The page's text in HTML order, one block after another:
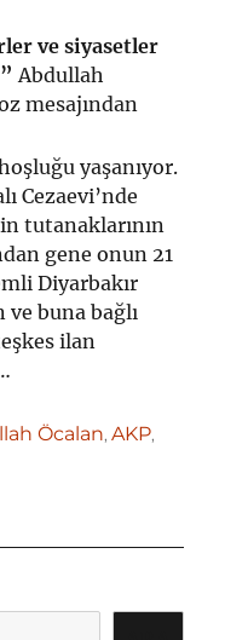
ve siyasetler
Abdullah
mesajından
yaşanıyor.
Cezaevi’nde
tutanaklarının
gene onun 21
Diyarbakır
buna bağlı
ilan
Öcalan,AKP,